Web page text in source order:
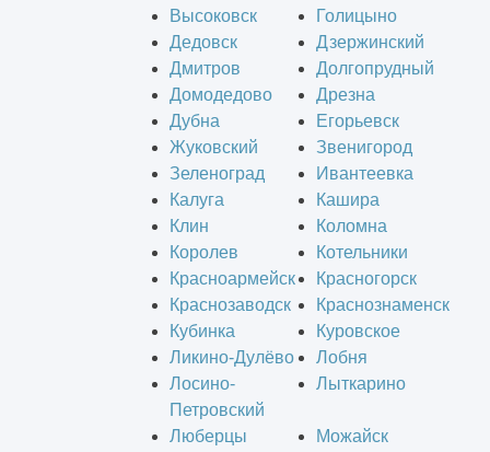
Высоковск
Голицыно
Дедовск
Дзержинский
Дмитров
Долгопрудный
Домодедово
Дрезна
Дубна
Егорьевск
Жуковский
Звенигород
Зеленоград
Ивантеевка
Калуга
Кашира
Клин
Коломна
Королев
Котельники
Красноармейск
Красногорск
Краснозаводск
Краснознаменск
Кубинка
Куровское
Ликино-Дулёво
Лобня
Лосино-
Петровский
Лыткарино
Люберцы
Можайск